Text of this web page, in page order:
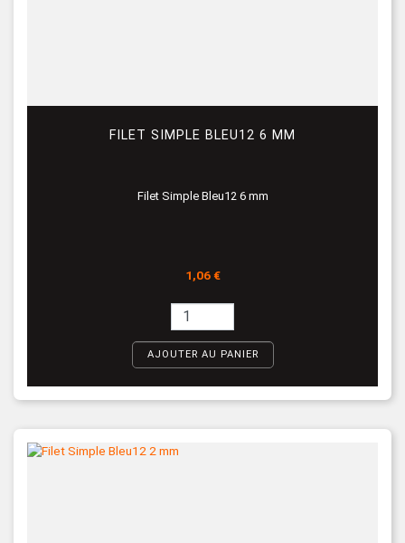
FILET SIMPLE BLEU12 6 MM
Filet Simple Bleu12 6 mm
Prix
1,06 €
AJOUTER AU PANIER